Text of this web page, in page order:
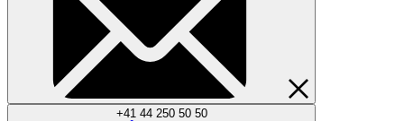
+41 44 250 50 50